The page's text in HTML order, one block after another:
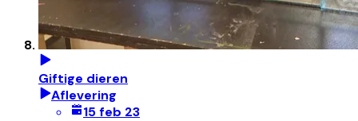
Giftige dieren
Aflevering
15 feb 23